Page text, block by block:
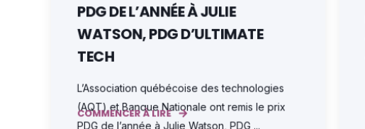
PDG DE L’ANNÉE À JULIE
WATSON, PDG D’ULTIMATE
TECH
L’Association québécoise des technologies
(AQT) et Banque Nationale ont remis le prix
PDG de l’année à Julie Watson, PDG ...
COMMENCER À LIRE